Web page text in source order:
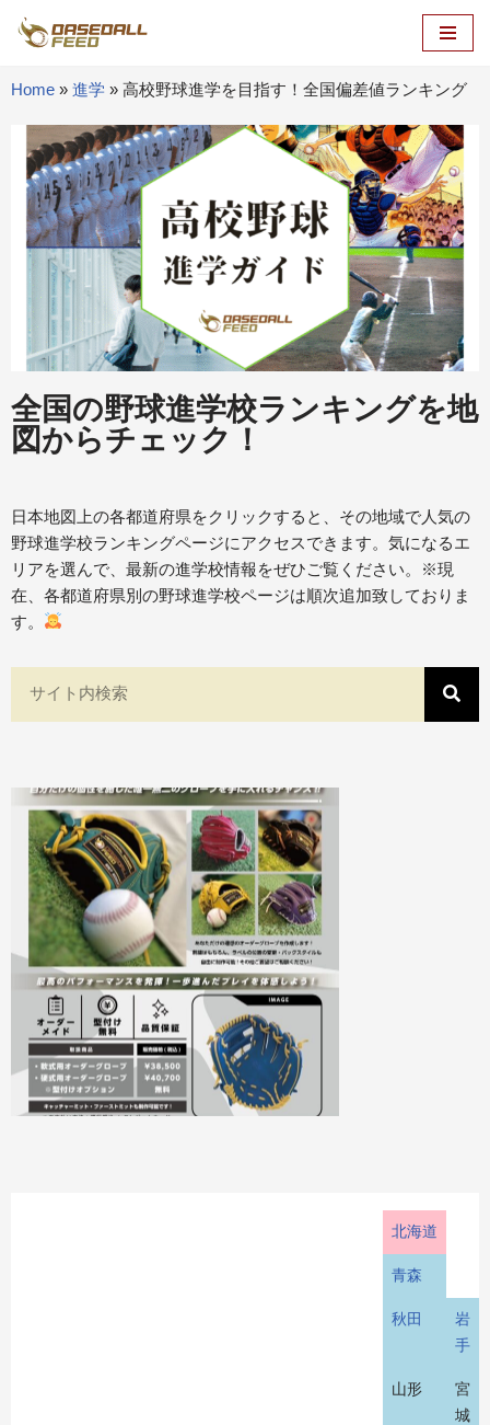
ン
ン
ツ
へ
ス
キ
ッ
プ
Home » 進学 » 高校野球進学を目指す！全国偏差値ランキング
全国の野球進学校ランキングを地
図からチェック！
日本地図上の各都道府県をクリックすると、その地域で人気の
野球進学校ランキングページにアクセスできます。気になるエ
リアを選んで、最新の進学校情報をぜひご覧ください。※現
在、各都道府県別の野球進学校ページは順次追加致しておりま
す。
北海道
青森
秋田
岩
手
山形
宮
城